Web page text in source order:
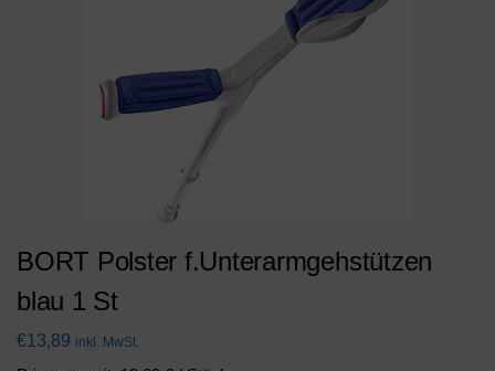
BORT Polster f.Unterarmgehstützen
blau 1 St
€13,89 inkl. MwSt.